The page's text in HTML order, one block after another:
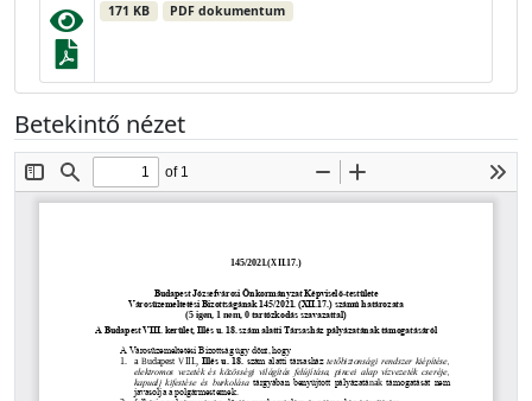
171 KB PDF dokumentum
Betekintő nézet